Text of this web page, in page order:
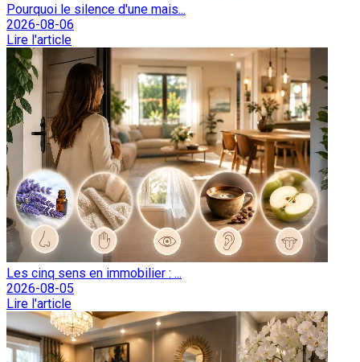
Pourquoi le silence d'une mais...
2026-08-06
Lire l'article
Les cinq sens en immobilier : ...
2026-08-05
Lire l'article